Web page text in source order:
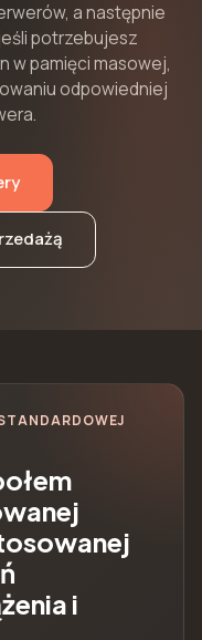
a następnie
potrzebujesz
w pamięci masowej,
odpowiedniej
i